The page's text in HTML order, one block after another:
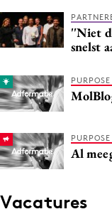
''Niet
snelst
Al
Vacatures